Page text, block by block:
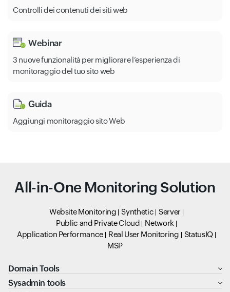
Controlli dei contenuti dei siti web
Webinar
3 nuove funzionalità per migliorare l’esperienza di
monitoraggio del tuo sito web
Guida
Aggiungi monitoraggio sito Web
All-in-One Monitoring Solution
Website Monitoring Synthetic
Server
Public and Private Cloud
Network
Application Performance
Real User Monitoring
StatusIQ
MSP
Domain Tools
Sysadmin tools